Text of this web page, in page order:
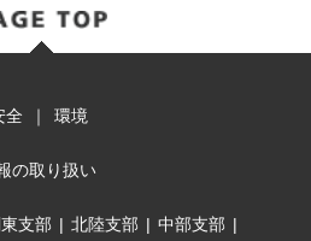
全 ｜ 環境
の取り扱い
支部 | 北陸支部 | 中部支部 |